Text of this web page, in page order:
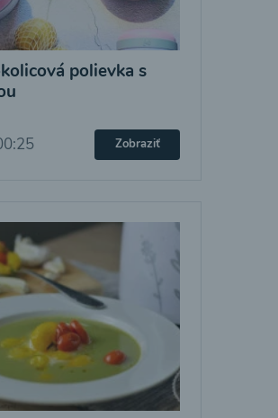
polievka s
Zobraziť